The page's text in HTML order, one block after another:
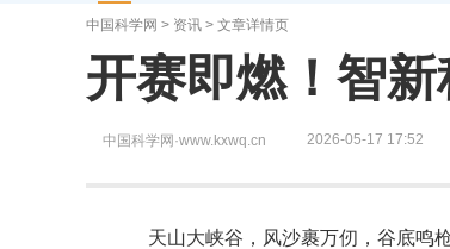
中国科学网 > 资讯 > 文章详情页
开赛即燃！智
中国科学网·www.kxwq.cn 2026-05-17 17:52
天山大峡谷，风沙裹万仞，谷底鸣枪